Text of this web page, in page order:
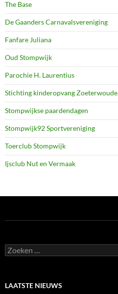
The Base
De Gaanders Carnavalsvereniging
Fanfare Juliana
Oud Stompwijk
Parochie H. Laurentius
Stichting kinderopvang Zoeterwoude
Stompwijkse paardendagen
Stompwijk92 Sportvereniging
Toerclub Stompwijk
Ijsclub Nut en Vermaak
Zoeken
naar:
LAATSTE NIEUWS